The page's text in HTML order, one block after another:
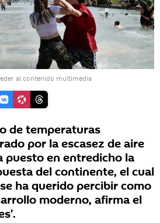
al contenido multimedia
de temperaturas
por la escasez de aire
puesto en entredicho la
del continente, el cual
ha querido percibir como
moderno, afirma el